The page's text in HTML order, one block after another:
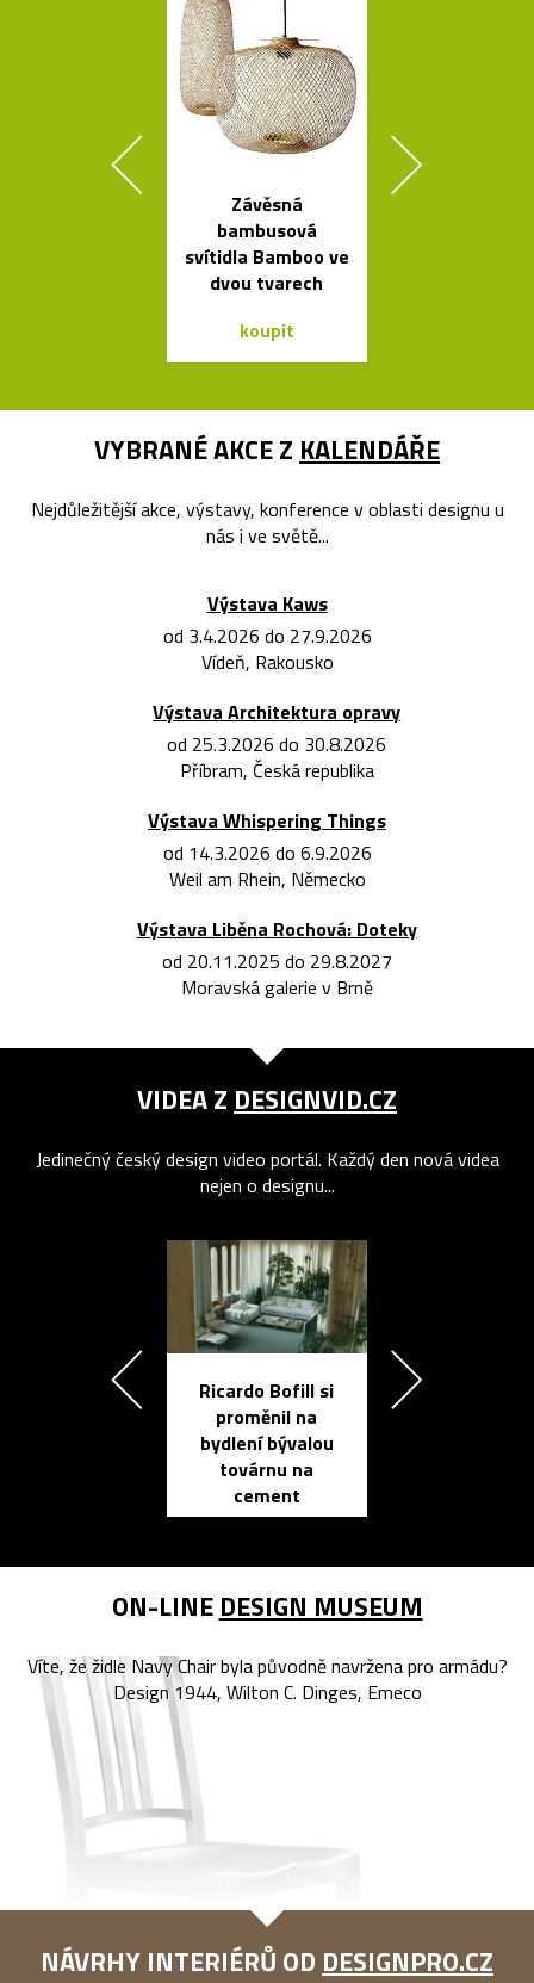
Závěsná
bambusová
svítidla Bamboo ve
dvou tvarech
koupit
VYBRANÉ AKCE Z KALENDÁŘE
Nejdůležitější akce, výstavy, konference v oblasti designu u
nás i ve světě...
Výstava Kaws
od 3.4.2026 do 27.9.2026
Vídeň, Rakousko
Výstava Architektura opravy
od 25.3.2026 do 30.8.2026
Příbram, Česká republika
Výstava Whispering Things
od 14.3.2026 do 6.9.2026
Weil am Rhein, Německo
Výstava Liběna Rochová: Doteky
od 20.11.2025 do 29.8.2027
Moravská galerie v Brně
VIDEA Z DESIGNVID.CZ
Jedinečný český design video portál. Každý den nová videa
nejen o designu...
Ricardo Bofill si
proměnil na
bydlení bývalou
továrnu na
cement
ON-LINE DESIGN MUSEUM
Víte, že židle Navy Chair byla původně navržena pro armádu?
Design 1944, Wilton C. Dinges, Emeco
NÁVRHY INTERIÉRŮ OD DESIGNPRO.CZ